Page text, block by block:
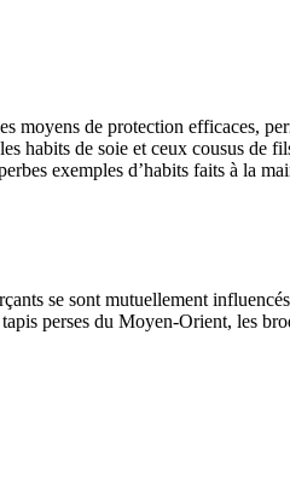
moyens de protection efficaces,
habits de soie et ceux cousus de
exemples d’habits faits à la
se sont mutuellement
perses du Moyen-Orient, les